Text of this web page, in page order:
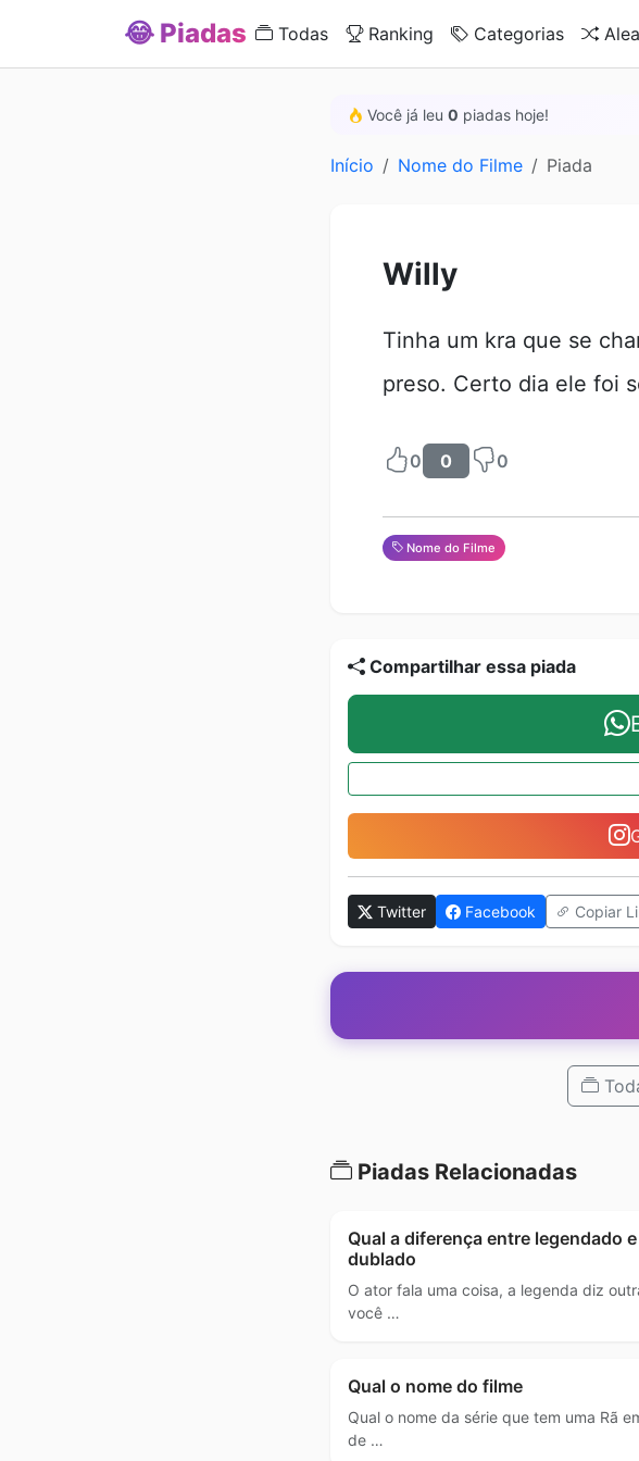
😂 Piadas Todas Ranking Categorias
Você já leu 0 piadas hoje!
Início Nome do Filme Piada
Willy
Tinha um kra que se
preso. Certo dia ele foi
0 0 0
Nome do Filme
Compartilhar essa piada
Twitter Facebook Copiar
Piadas Relacionadas
Qual a diferença entre legendado e
dublado
O ator fala uma coisa, a legenda diz
você …
Qual o nome do filme
Qual o nome da série que tem uma Rã
de …